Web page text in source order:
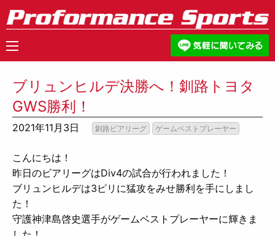
ブリュンヒルデ決勝へ！釧路トヨタ
GWS勝利！
2021年11月3日 釧路ビアリーグ ゲームベストプレーヤー
こんにちは！
昨日のビアリーグはDiv4の試合が行われました！
ブリュンヒルデは3ピリに猛攻をみせ勝利を手にしまし
た！
守護神津島啓史選手がゲームベストプレーヤーに輝きま